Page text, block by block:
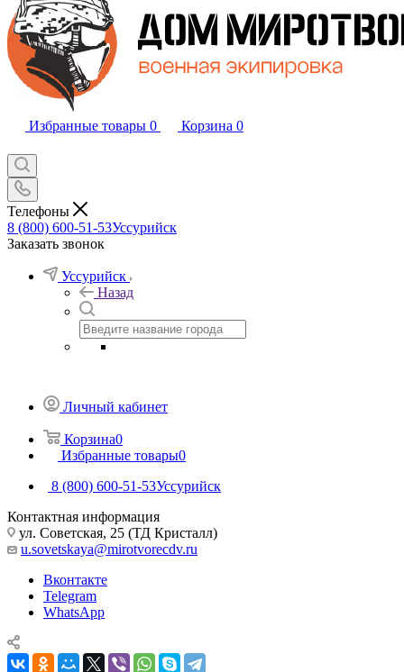
Избранные товары 0 Корзина 0
Телефоны
8 (800) 600-51-53Уссурийск
Заказать звонок
Уссурийск
Назад
Личный кабинет
Корзина0
Избранные товары0
8 (800) 600-51-53Уссурийск
Контактная информация
ул. Советская, 25 (ТД Кристалл)
u.sovetskaya@mirotvorecdv.ru
Вконтакте
Telegram
WhatsApp